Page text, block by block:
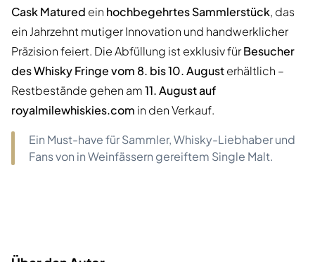
Cask Matured ein hochbegehrtes Sammlerstück, das
ein Jahrzehnt mutiger Innovation und handwerklicher
Präzision feiert. Die Abfüllung ist exklusiv fürBesucher
des Whisky Fringe vom 8. bis 10. Augusterhältlich –
Restbestände gehen am11. August auf
royalmilewhiskies.com in den Verkauf.
Ein Must-have für Sammler, Whisky-Liebhaber und
Fans von in Weinfässern gereiftem Single Malt.